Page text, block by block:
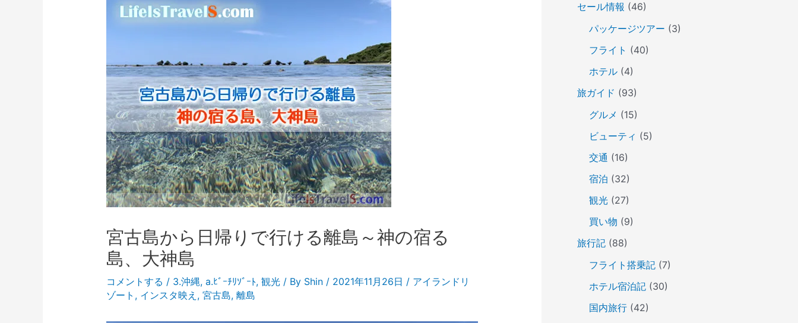
宮古島から日帰りで行ける離島～神の宿る
島、大神島
コメントする / 3.沖縄, a.ﾋﾞｰﾁﾘｿﾞｰﾄ, 観光/ By Shin / 2021年11月26日 / アイランドリ
ゾート , インスタ映え , 宮古島, 離島
セール情報 (46)
パッケージツアー (3)
フライト (40)
ホテル (4)
旅ガイド (93)
グルメ (15)
ビューティ (5)
交通 (16)
宿泊 (32)
観光 (27)
買い物 (9)
旅行記 (88)
フライト搭乗記 (7)
ホテル宿泊記 (30)
国内旅行 (42)